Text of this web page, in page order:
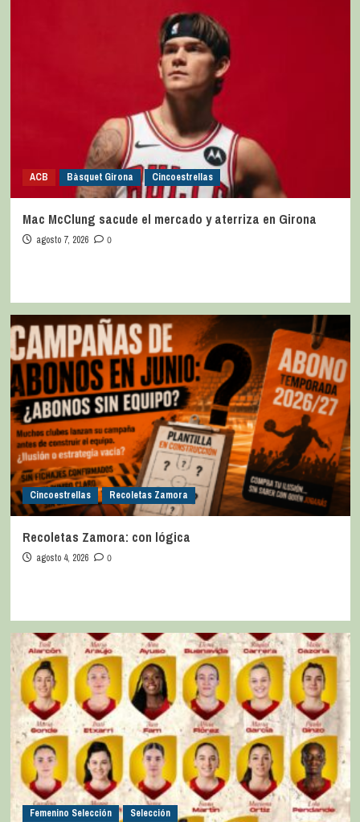
ACB Bàsquet Girona Cincoestrellas
Mac McClung sacude el mercado y aterriza en Girona
agosto 7, 2026 0
Cincoestrellas Recoletas Zamora
Recoletas Zamora: con lógica
agosto 4, 2026 0
Femenino Selección Selección